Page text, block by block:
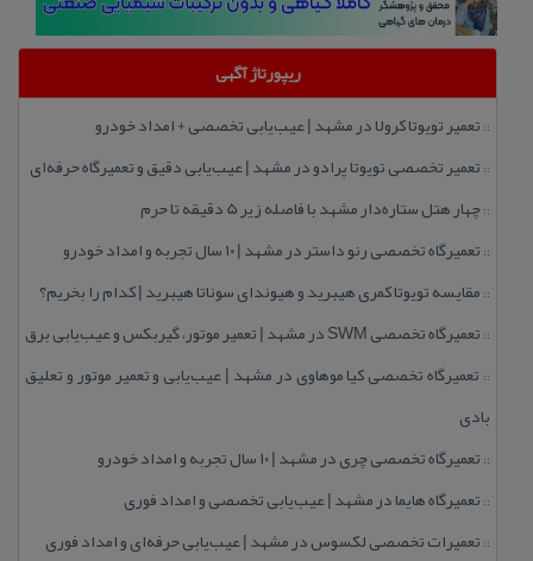
ریپورتاژ آگهی
:: تعمیر تویوتا كرولا در مشهد | عیب‌یابی تخصصی + امداد خودرو
:: تعمیر تخصصی تویوتا پرادو در مشهد | عیب‌یابی دقیق و تعمیرگاه حرفه‌ای
::چهار هتل‌ ستاره‌دار مشهد با فاصله زیر 5 دقیقه تا حرم
:: تعمیرگاه تخصصی رنو داستر در مشهد | ۱۰ سال تجربه و امداد خودرو
:: مقایسه تویوتا كمری هیبرید و هیوندای سوناتا هیبرید | كدام را بخریم؟
:: تعمیرگاه تخصصی SWM در مشهد | تعمیر موتور، گیربكس و عیب‌یابی برق
:: تعمیرگاه تخصصی كیا موهاوی در مشهد | عیب‌یابی و تعمیر موتور و تعلیق
بادی
:: تعمیرگاه تخصصی چری در مشهد | ۱۰ سال تجربه و امداد خودرو
:: تعمیرگاه هایما در مشهد | عیب‌یابی تخصصی و امداد فوری
:: تعمیرات تخصصی لكسوس در مشهد | عیب‌یابی حرفه‌ای و امداد فوری